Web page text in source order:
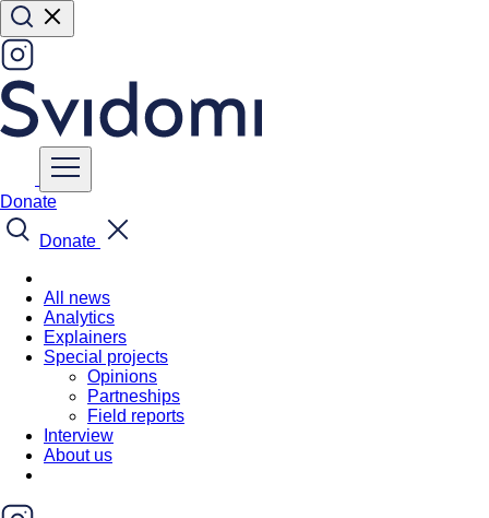
Donate
Donate
All news
Analytics
Explainers
Special projects
Opinions
Partneships
Field reports
Interview
About us